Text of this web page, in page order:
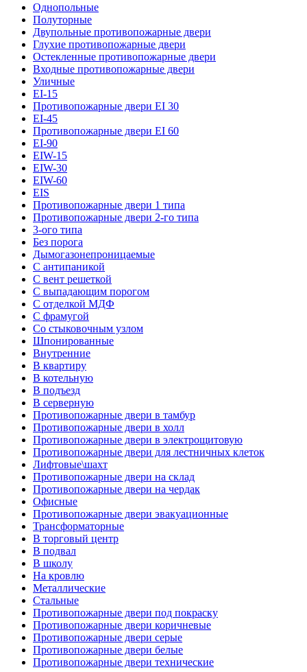
Однопольные
Полуторные
Двупольные противопожарные двери
Глухие противопожарные двери
Остекленные противопожарные двери
Входные противопожарные двери
Уличные
EI-15
Противопожарные двери EI 30
EI-45
Противопожарные двери EI 60
EI-90
EIW-15
EIW-30
EIW-60
EIS
Противопожарные двери 1 типа
Противопожарные двери 2-го типа
3-ого типа
Без порога
Дымогазонепроницаемые
С антипаникой
С вент решеткой
С выпадающим порогом
С отделкой МДФ
С фрамугой
Со стыковочным узлом
Шпонированные
Внутренние
В квартиру
В котельную
В подъезд
В серверную
Противопожарные двери в тамбур
Противопожарные двери в холл
Противопожарные двери в электрощитовую
Противопожарные двери для лестничных клеток
Лифтовые\шахт
Противопожарные двери на склад
Противопожарные двери на чердак
Офисные
Противопожарные двери эвакуационные
Трансформаторные
В торговый центр
В подвал
В школу
На кровлю
Металлические
Стальные
Противопожарные двери под покраску
Противопожарные двери коричневые
Противопожарные двери серые
Противопожарные двери белые
Противопожарные двери технические